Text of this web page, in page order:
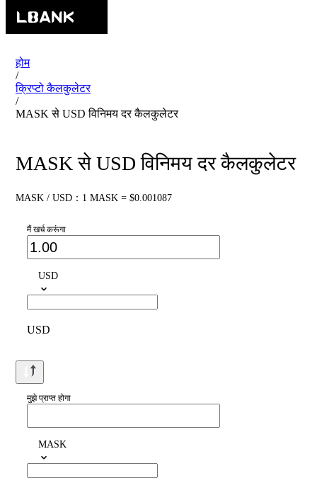
होम
/
क्रिप्टो कैलकुलेटर
/
MASK से USD विनिमय दर कैलकुलेटर
MASK से USD विनिमय दर कैलकुलेटर
MASK / USD：1 MASK = $0.001087
मैं खर्च करूंगा
USD
USD
मुझे प्राप्त होगा
MASK